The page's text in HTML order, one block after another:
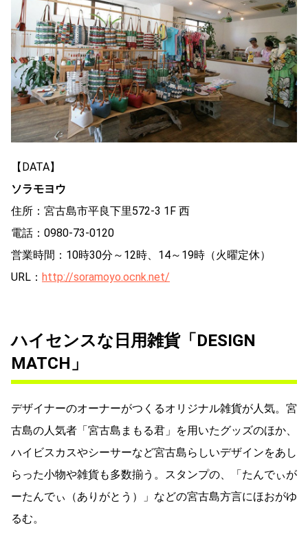
【DATA】
ソラモヨウ
住所：宮古島市平良下里572-3 1F 西
電話：0980-73-0120
営業時間：10時30分～12時、14～19時（火曜定休）
URL： http://soramoyo.ocnk.net/
ハイセンスな日用雑貨「DESIGN
MATCH」
デザイナーのオーナーがつくるオリジナル雑貨が人気。宮
古島の人気者「宮古島まもる君」を用いたグッズのほか、
ハイビスカスやシーサーなど宮古島らしいデザインをあし
らった小物や雑貨も多数揃う。スタンプの、「たんでぃが
ーたんでぃ（ありがとう）」などの宮古島方言にほおがゆ
るむ。